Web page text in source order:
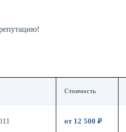
Стоимость
от 12 500 ₽